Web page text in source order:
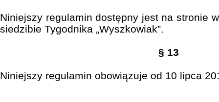
Niniejszy regulamin dostępny jest na stronie
siedzibie Tygodnika „Wyszkowiak”.
§ 13
Niniejszy regulamin obowiązuje od 10 lipca